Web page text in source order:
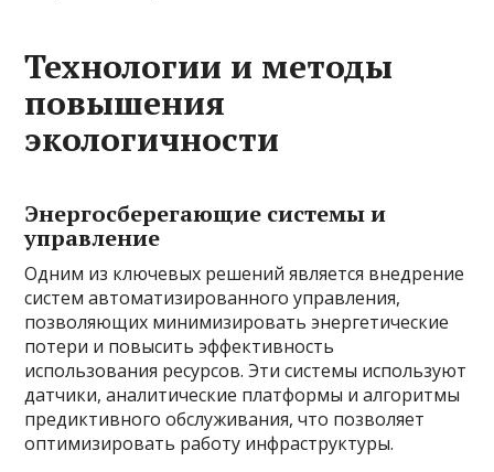
Технологии и методы
повышения
экологичности
Энергосберегающие системы и
управление
Одним из ключевых решений является внедрение
систем автоматизированного управления,
позволяющих минимизировать энергетические
потери и повысить эффективность
использования ресурсов. Эти системы используют
датчики, аналитические платформы и алгоритмы
предиктивного обслуживания, что позволяет
оптимизировать работу инфраструктуры.